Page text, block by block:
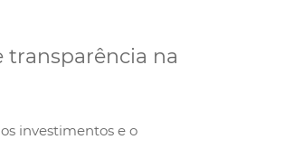
transparência na
investimentos e o